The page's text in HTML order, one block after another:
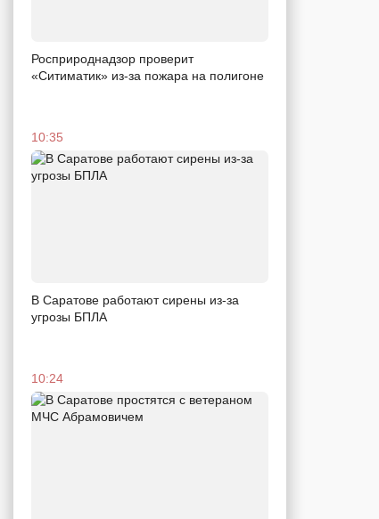
Росприроднадзор проверит
«Ситиматик» из-за пожара на полигоне
10:35
В Саратове работают сирены из-за
угрозы БПЛА
10:24